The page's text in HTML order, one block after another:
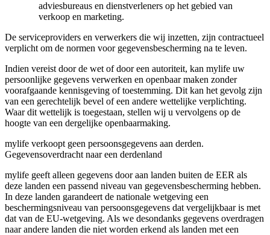
adviesbureaus en dienstverleners op het gebied van
verkoop en marketing.
De serviceproviders en verwerkers die wij inzetten, zijn contractueel
verplicht om de normen voor gegevensbescherming na te leven.
Indien vereist door de wet of door een autoriteit, kan mylife uw
persoonlijke gegevens verwerken en openbaar maken zonder
voorafgaande kennisgeving of toestemming. Dit kan het gevolg zijn
van een gerechtelijk bevel of een andere wettelijke verplichting.
Waar dit wettelijk is toegestaan, stellen wij u vervolgens op de
hoogte van een dergelijke openbaarmaking.
mylife verkoopt geen persoonsgegevens aan derden.
Gegevensoverdracht naar een derdenland
mylife geeft alleen gegevens door aan landen buiten de EER als
deze landen een passend niveau van gegevensbescherming hebben.
In deze landen garandeert de nationale wetgeving een
beschermingsniveau van persoonsgegevens dat vergelijkbaar is met
dat van de EU-wetgeving. Als we desondanks gegevens overdragen
naar andere landen die niet worden erkend als landen met een